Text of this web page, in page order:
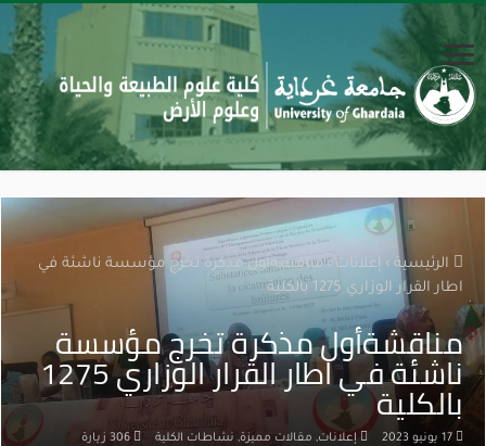
الرئيسية › إعلانات › مناقشةأول مذكرة تخرج مؤسسة ناشئة في
اطار القرار الوزاري 1275 بالكلية
مناقشةأول مذكرة تخرج مؤسسة
ناشئة في اطار القرار الوزاري 1275
بالكلية
17 يونيو 2023 إعلانات, مقالات مميزة, نشاطات الكلية 306 زيارة